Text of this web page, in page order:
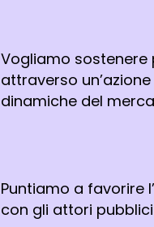
Vogliamo sostenere
attraverso
dinamiche del
Puntiamo a favorire
con gli attori